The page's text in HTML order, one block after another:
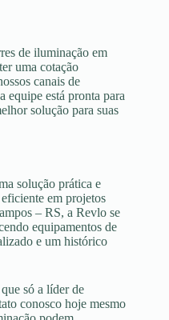
de iluminação em
uma cotação
canais de
equipe está pronta para
solução para suas
solução prática e
em projetos
– RS, a Revlo se
equipamentos de
e um histórico
só a líder de
conosco hoje mesmo